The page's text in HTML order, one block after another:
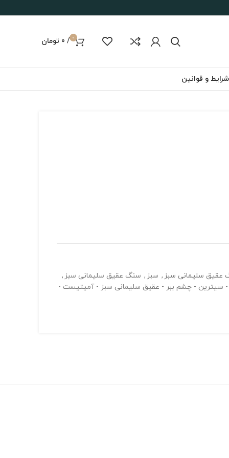
0
/
0 تومان
شرایط و قوانین
عقیق سلیمانی سبز , سبز , سنگ عقیق سلیمانی سبز ,
- سیترین - چشم ببر - عقیق سلیمانی سبز - آمیتیست -